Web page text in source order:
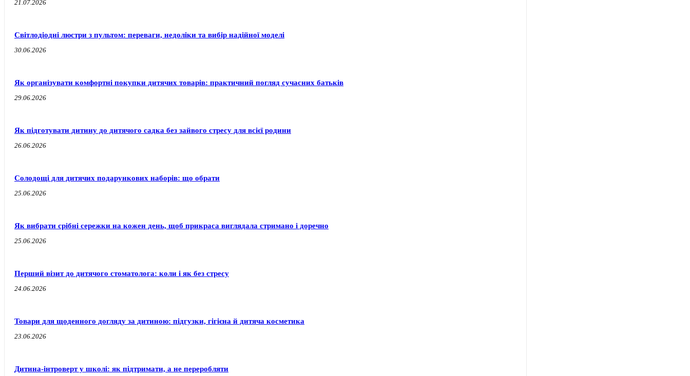
21.07.2026
Світлодіодні люстри з пультом: переваги, недоліки та вибір надійної моделі
30.06.2026
Як організувати комфортні покупки дитячих товарів: практичний погляд сучасних батьків
29.06.2026
Як підготувати дитину до дитячого садка без зайвого стресу для всієї родини
26.06.2026
Солодощі для дитячих подарункових наборів: що обрати
25.06.2026
Як вибрати срібні сережки на кожен день, щоб прикраса виглядала стримано і доречно
25.06.2026
Перший візит до дитячого стоматолога: коли і як без стресу
24.06.2026
Товари для щоденного догляду за дитиною: підгузки, гігієна й дитяча косметика
23.06.2026
Дитина-інтроверт у школі: як підтримати, а не переробляти